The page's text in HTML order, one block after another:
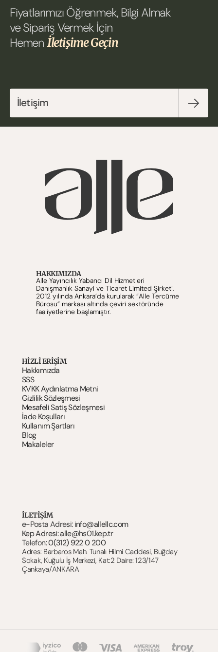
Fiyatlarımızı Öğrenmek, Bilgi Almak
ve Sipariş Vermek İçin
Hemen İletişime Geçin
İletişim
HAKKIMIZDA
Alle Yayıncılık Yabancı Dil Hizmetleri
Danışmanlık Sanayi ve Ticaret Limited Şirketi,
2012 yılında Ankara’da kurularak “Alle Tercüme
Bürosu” markası altında çeviri sektöründe
faaliyetlerine başlamıştır.
HIZLI ERİŞİM
Hakkımızda
SSS
KVKK Aydınlatma Metni
Gizlilik Sözleşmesi
Mesafeli Satiş Sözleşmesi
İade Koşulları
Kullanım Şartları
Blog
Makaleler
İLETİŞİM
e-Posta Adresi: info@allellc.com
Kep Adresi: alle@hs01.kep.tr
Telefon: 0(312) 922 0 200
Adres: Barbaros Mah. Tunalı Hilmi Caddesi, Buğday
Sokak, Kuğulu İş Merkezi, Kat:2 Daire: 123/147
Çankaya/ANKARA